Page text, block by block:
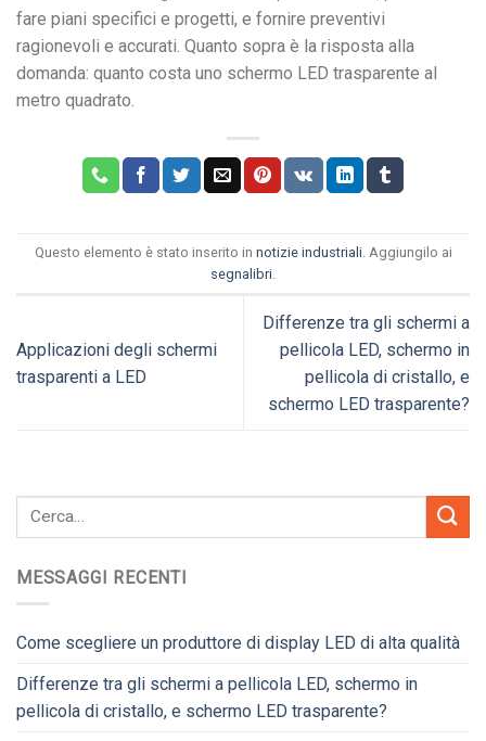
fare piani specifici e progetti, e fornire preventivi
ragionevoli e accurati. Quanto sopra è la risposta alla
domanda: quanto costa uno schermo LED trasparente al
metro quadrato.
Questo elemento è stato inserito in notizie industriali . Aggiungilo ai
segnalibri
Applicazioni degli schermi
trasparenti a LED
Differenze tra gli schermi a
pellicola LED, schermo in
pellicola di cristallo, e
schermo LED trasparente?
MESSAGGI RECENTI
Come scegliere un produttore di display LED di alta qualità
Differenze tra gli schermi a pellicola LED, schermo in
pellicola di cristallo, e schermo LED trasparente?